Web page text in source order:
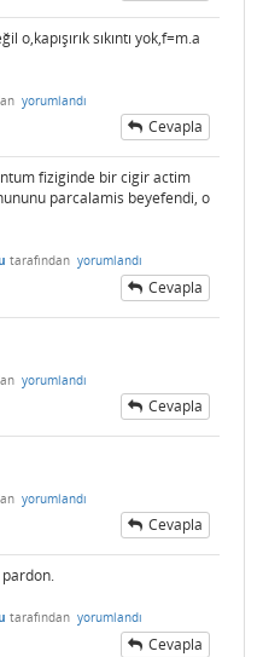
sıkıntı yok,f=m.a
yorumlandı
Cevapla
fiziginde bir cigir actim
parcalamis beyefendi, o
tarafından yorumlandı
Cevapla
yorumlandı
Cevapla
yorumlandı
Cevapla
tarafından yorumlandı
Cevapla